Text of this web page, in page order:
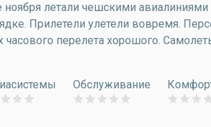
летали чешскими
Прилетели улетели вовремя.
часового перелета хорошого.
Обслуживание